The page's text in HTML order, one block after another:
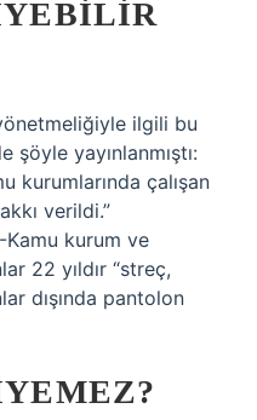
ilgili bu
yayınlanmıştı:
kurumlarında çalışan
verildi.”
Kamu kurum ve
22 yıldır “streç,
dışında pantolon